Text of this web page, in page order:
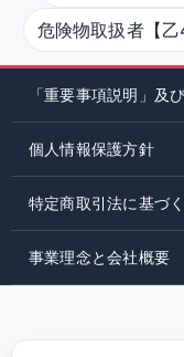
危険物取扱者【
「重要事項説明」及
個人情報保護方針
特定商取引法に基づ
事業理念と会社概要